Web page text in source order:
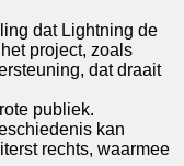
dat Lightning de
project, zoals
dat draait
publiek.
kan
rechts, waarmee